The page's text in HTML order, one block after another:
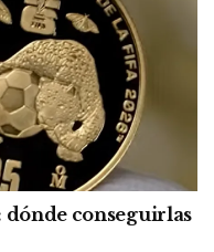
conseguirlas